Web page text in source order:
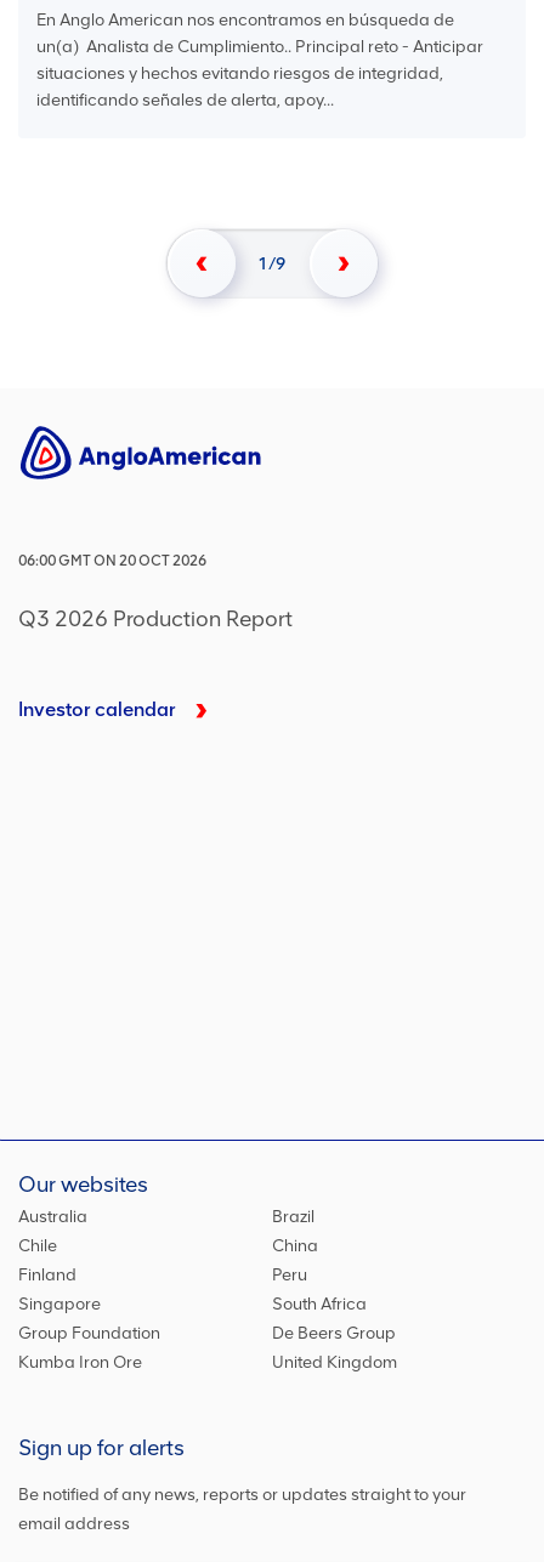
En Anglo American nos encontramos en búsqueda de
un(a) Analista de Cumplimiento.. Principal reto - Anticipar
situaciones y hechos evitando riesgos de integridad,
identificando señales de alerta, apoy...
1 9
06:00GMTON 20 OCT 2026
Q3 2026 Production Report
Investor calendar
Our websites
Australia
Brazil
Chile
China
Finland
Peru
Singapore
South Africa
Group Foundation
De Beers Group
Kumba Iron Ore
United Kingdom
Sign up for alerts
Be notified of any news, reports or updates straight to your
email address